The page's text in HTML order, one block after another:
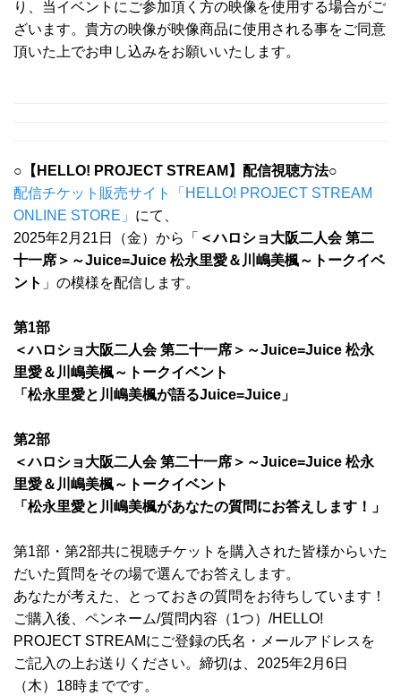
り、当イベントにご参加頂く方の映像を使用する場合がご
ざいます。貴方の映像が映像商品に使用される事をご同意
頂いた上でお申し込みをお願いいたします。
○【HELLO! PROJECT STREAM】配信視聴方法○
配信チケット販売サイト「HELLO! PROJECT STREAM
ONLINE STORE」 にて、
2025年2月21日（金）から「 ＜ハロショ大阪二人会 第二
十一席＞～Juice=Juice 松永里愛＆川嶋美楓～トークイベ
ント 」の模様を配信します。
第1部
＜ハロショ大阪二人会 第二十一席＞～Juice=Juice 松永
里愛＆川嶋美楓～トークイベント
「松永里愛と川嶋美楓が語るJuice=Juice」
第2部
＜ハロショ大阪二人会 第二十一席＞～Juice=Juice 松永
里愛＆川嶋美楓～トークイベント
「松永里愛と川嶋美楓があなたの質問にお答えします！」
第1部・第2部共に視聴チケットを購入された皆様からいた
だいた質問をその場で選んでお答えします。
あなたが考えた、とっておきの質問をお待ちしています！
ご購入後、ペンネーム/質問内容（1つ）/HELLO!
PROJECT STREAMにご登録の氏名・メールアドレスを
ご記入の上お送りください。締切は、2025年2月6日
（木）18時までです。